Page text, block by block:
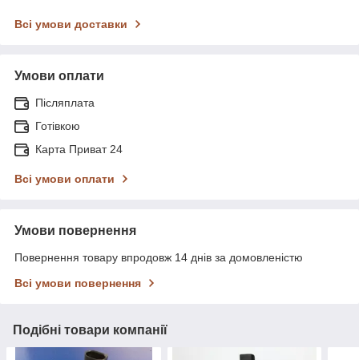
Всі умови доставки
Умови оплати
Післяплата
Готівкою
Карта Приват 24
Всі умови оплати
Умови повернення
Повернення товару впродовж 14 днів за домовленістю
Всі умови повернення
Подібні товари компанії